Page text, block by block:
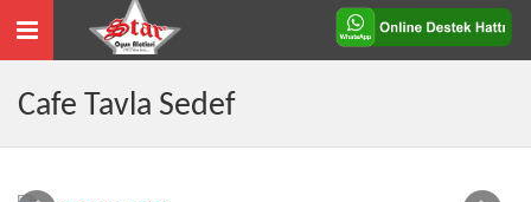
Toggle
navigation
Cafe Tavla Sedef